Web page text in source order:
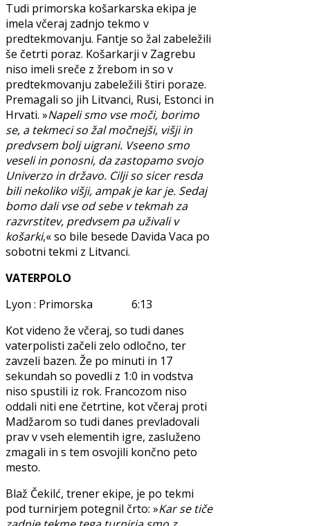
Tudi primorska košarkarska ekipa je
imela včeraj zadnjo tekmo v
predtekmovanju. Fantje so žal zabeležili
še četrti poraz. Košarkarji v Zagrebu
niso imeli sreče z žrebom in so v
predtekmovanju zabeležili štiri poraze.
Premagali so jih Litvanci, Rusi, Estonci in
Hrvati. »Napeli smo vse moči, borimo
se, a tekmeci so žal močnejši, višji in
predvsem bolj uigrani. Vseeno smo
veseli in ponosni, da zastopamo svojo
Univerzo in državo. Cilji so sicer resda
bili nekoliko višji, ampak je kar je. Sedaj
bomo dali vse od sebe v tekmah za
razvrstitev, predvsem pa uživali v
košarki,« so bile besede Davida Vaca po
sobotni tekmi z Litvanci.
VATERPOLO
Lyon : Primorska 6:13
Kot videno že včeraj, so tudi danes
vaterpolisti začeli zelo odločno, ter
zavzeli bazen. Že po minuti in 17
sekundah so povedli z 1:0 in vodstva
niso spustili iz rok. Francozom niso
oddali niti ene četrtine, kot včeraj proti
Madžarom so tudi danes prevladovali
prav v vseh elementih igre, zasluženo
zmagali in s tem osvojili končno peto
mesto.
Blaž Čekilć, trener ekipe, je po tekmi
pod turnirjem potegnil črto: »Kar se tiče